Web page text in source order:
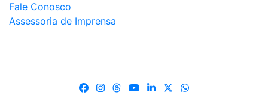
Fale Conosco
Assessoria de Imprensa